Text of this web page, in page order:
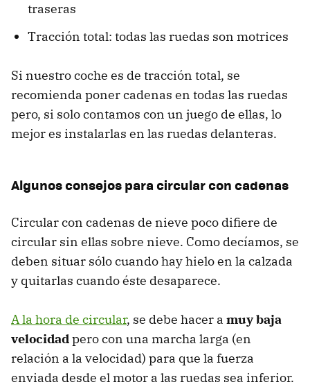
traseras
Tracción total: todas las ruedas son motrices
Si nuestro coche es de tracción total, se
recomienda poner cadenas en todas las ruedas
pero, si solo contamos con un juego de ellas, lo
mejor es instalarlas en las ruedas delanteras.
Algunos consejos para circular con cadenas
Circular con cadenas de nieve poco difiere de
circular sin ellas sobre nieve. Como decíamos, se
deben situar sólo cuando hay hielo en la calzada
y quitarlas cuando éste desaparece.
A la hora de circular, se debe hacer a muy baja
velocidadpero con una marcha larga (en
relación a la velocidad) para que la fuerza
enviada desde el motor a las ruedas sea inferior.